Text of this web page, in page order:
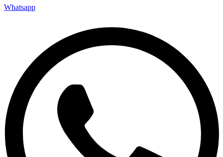
Whatsapp